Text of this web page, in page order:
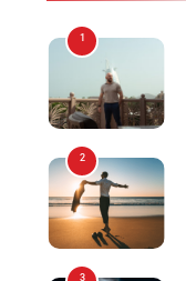
1
2
3